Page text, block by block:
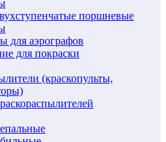
поршневые
для аэрографов
для покраски
(краскопульты,